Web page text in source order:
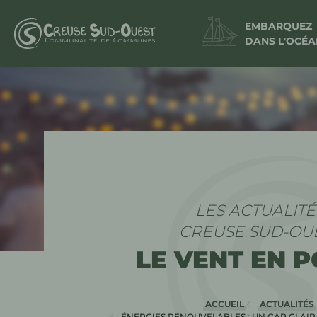
EMBARQUEZ
DANS
LES
CREUSE SUD-
LE VENT EN
ACCUEIL
ACTUALITÉS